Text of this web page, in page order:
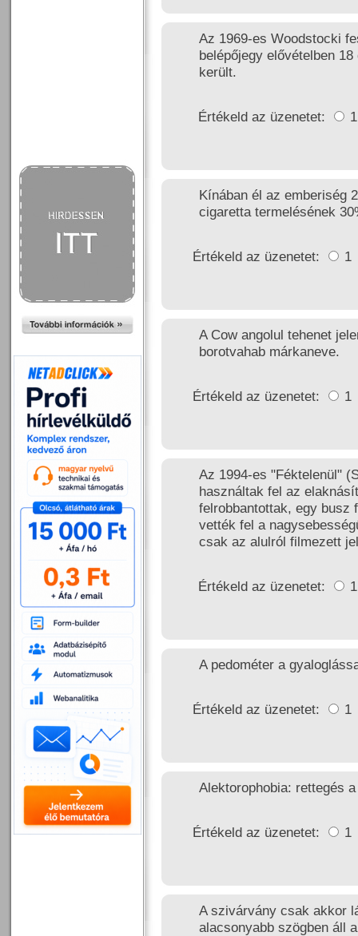
Az 1969-es Woodstocki
belépőjegy elővételben
került.
Értékeld az üzenetet:
Kínában él az emberiség
cigaretta termelésének
Értékeld az üzenetet: 1
A Cow angolul tehenet
borotvahab márkaneve.
Értékeld az üzenetet: 1
Az 1994-es "Féktelenül"
használtak fel az
felrobbantottak, egy busz
vették fel a
csak az alulról filmezett
Értékeld az üzenetet:
A pedométer a
Értékeld az üzenetet: 1
Alektorophobia: rettegés
Értékeld az üzenetet: 1
A szivárvány csak akkor
alacsonyabb szögben áll